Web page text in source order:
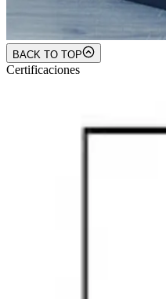
BACK TO TOP
Certificaciones